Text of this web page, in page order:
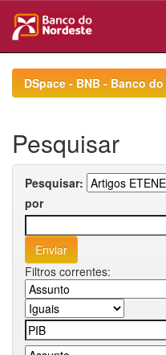
navigationDSpace - BNB - Banco
Pesquisar
Pesquisar:
por
Filtros correntes: